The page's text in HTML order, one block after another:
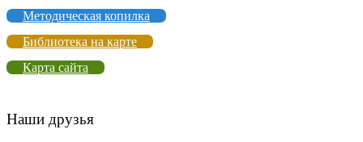
Методическая копилка
Библиотека на карте
Карта сайта
Наши друзья